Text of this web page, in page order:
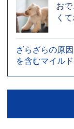
お
く
ざらざらの原
を含むマイル